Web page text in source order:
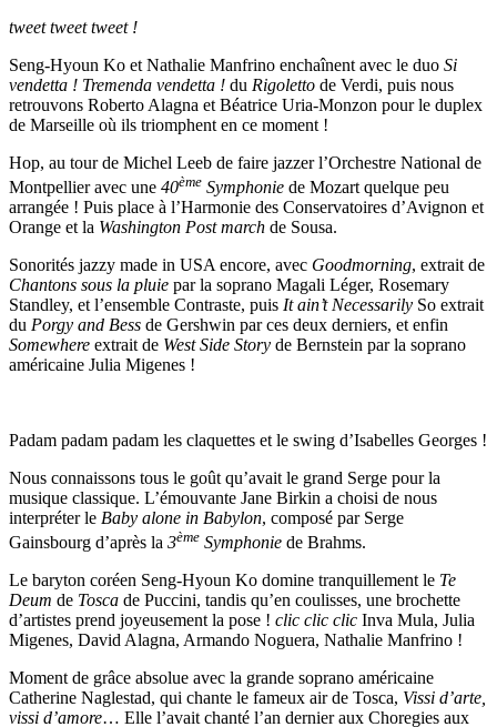
tweet tweet tweet !
Seng-Hyoun Ko et Nathalie Manfrino enchaînent avec le duo Si
vendetta ! Tremenda vendetta ! du Rigoletto de Verdi, puis nous
retrouvons Roberto Alagna et Béatrice Uria-Monzon pour le duplex
de Marseille où ils triomphent en ce moment !
Hop, au tour de Michel Leeb de faire jazzer l’Orchestre National de
Montpellier avec une 40ème Symphonie de Mozart quelque peu
arrangée ! Puis place à l’Harmonie des Conservatoires d’Avignon et
Orange et la Washington Postmarch de Sousa.
Sonorités jazzy made in USA encore, avec Goodmorning, extrait de
Chantons sous la pluie par la soprano Magali Léger, Rosemary
Standley, et l’ensemble Contraste, puis It ain’t Necessarily So extrait
du Porgy and Bess de Gershwin par ces deux derniers, et enfin
Somewhere extrait de West Side Story de Bernstein par la soprano
américaine Julia Migenes !
Padam padam padam les claquettes et le swing d’Isabelles Georges !
Nous connaissons tous le goût qu’avait le grand Serge pour la
musique classique. L’émouvante Jane Birkin a choisi de nous
interpréter le Baby alone in Babylon, composé par Serge
Gainsbourg d’après la 3ème Symphonie de Brahms.
Le baryton coréen Seng-Hyoun Ko domine tranquillement le Te
Deum de Tosca de Puccini, tandis qu’en coulisses, une brochette
d’artistes prend joyeusement la pose ! clic clic clic Inva Mula, Julia
Migenes, David Alagna, Armando Noguera, Nathalie Manfrino !
Moment de grâce absolue avec la grande soprano américaine
Catherine Naglestad, qui chante le fameux air de Tosca, Vissi d’arte,
vissi d’amore… Elle l’avait chanté l’an dernier aux Choregies aux